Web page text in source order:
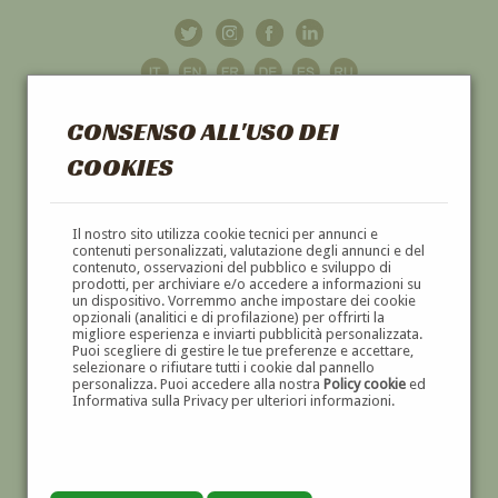
CONSENSO ALL'USO DEI
COOKIES
Il nostro sito utilizza cookie tecnici per annunci e
contenuti personalizzati, valutazione degli annunci e del
contenuto, osservazioni del pubblico e sviluppo di
prodotti, per archiviare e/o accedere a informazioni su
un dispositivo. Vorremmo anche impostare dei cookie
opzionali (analitici e di profilazione) per offrirti la
migliore esperienza e inviarti pubblicità personalizzata.
Puoi scegliere di gestire le tue preferenze e accettare,
selezionare o rifiutare tutti i cookie dal pannello
personalizza. Puoi accedere alla nostra Policy cookieed
Informativa sulla Privacy per ulteriori informazioni.
GALLERIAD'ARTE
DIPINTI E SCULTURE '800 E '900